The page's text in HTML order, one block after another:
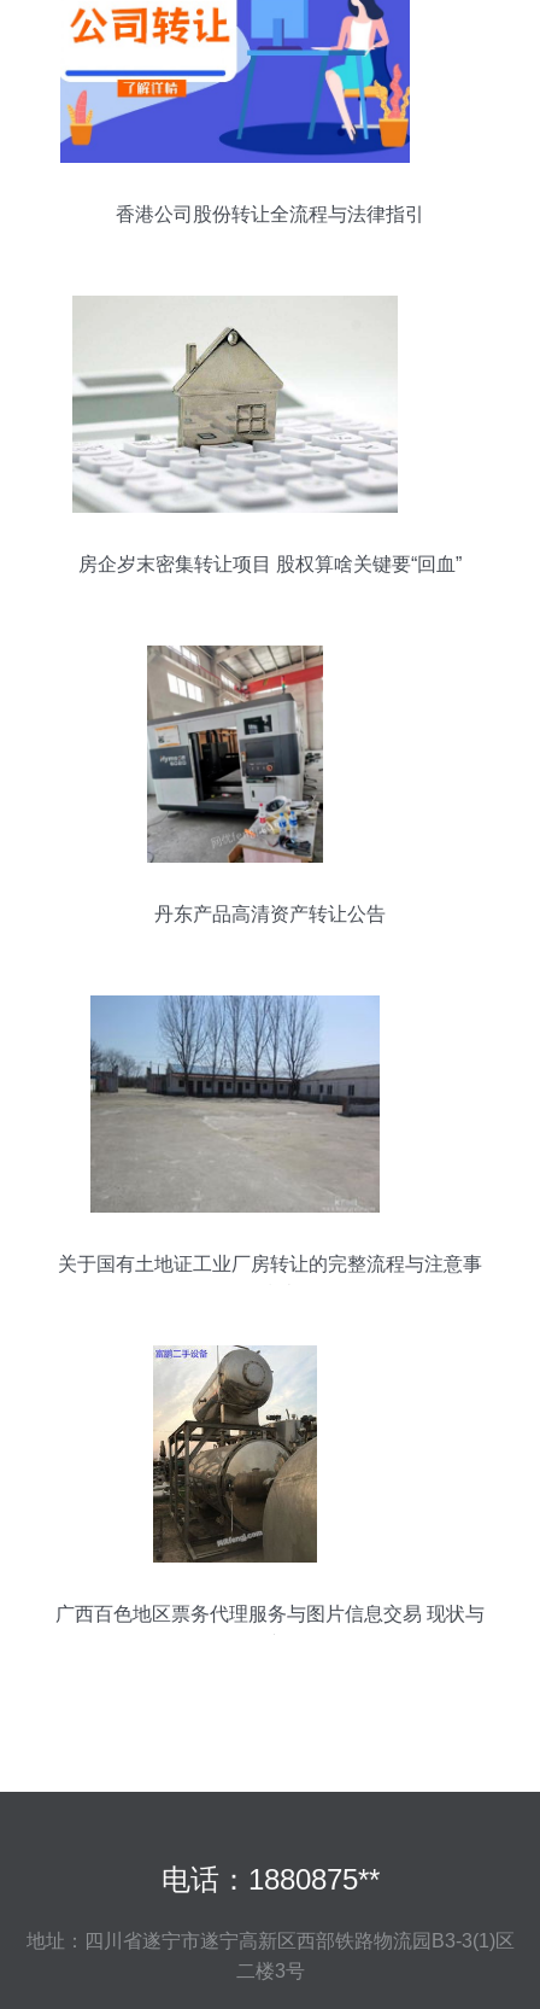
香港公司股份转让全流程与法律指引
房企岁末密集转让项目 股权算啥关键要“回血”
丹东产品高清资产转让公告
关于国有土地证工业厂房转让的完整流程与注意事
广西百色地区票务代理服务与图片信息交易 现状与
电话：1880875**
地址：四川省遂宁市遂宁高新区西部铁路物流园B3-3(1)区
二楼3号